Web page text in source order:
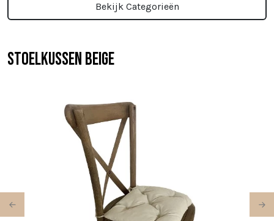
Bekijk Categorieën
Stoelkussen beige
Previous